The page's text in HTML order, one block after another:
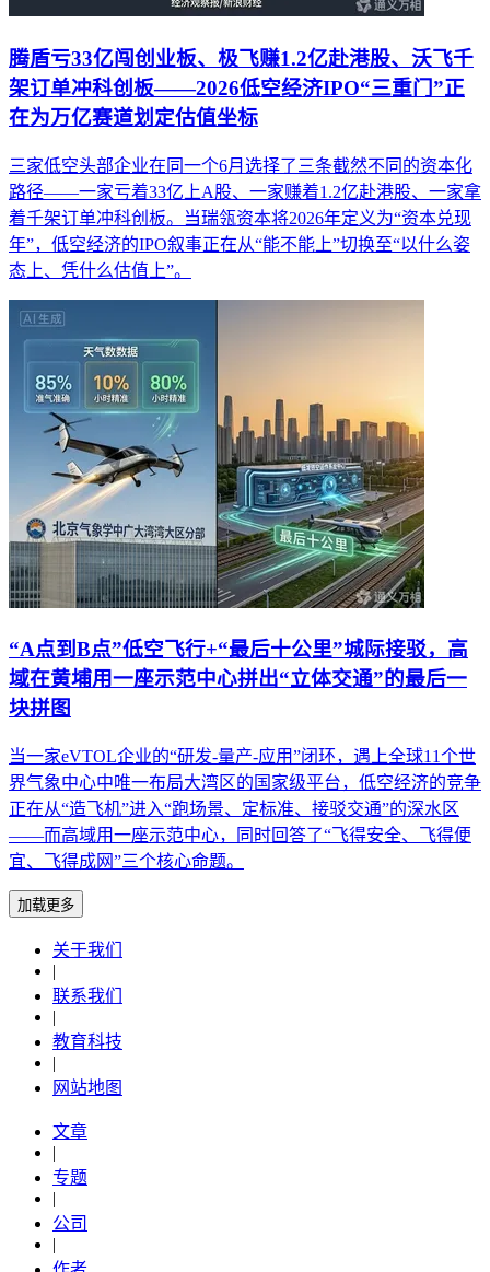
腾盾亏33亿闯创业板、极飞赚1.2亿赴港股、沃飞千
架订单冲科创板——2026低空经济IPO“三重门”正
在为万亿赛道划定估值坐标
三家低空头部企业在同一个6月选择了三条截然不同的资本化
路径——一家亏着33亿上A股、一家赚着1.2亿赴港股、一家拿
着千架订单冲科创板。当瑞瓴资本将2026年定义为“资本兑现
年”，低空经济的IPO叙事正在从“能不能上”切换至“以什么姿
态上、凭什么估值上”。
“A点到B点”低空飞行+“最后十公里”城际接驳，高
域在黄埔用一座示范中心拼出“立体交通”的最后一
块拼图
当一家eVTOL企业的“研发-量产-应用”闭环，遇上全球11个世
界气象中心中唯一布局大湾区的国家级平台，低空经济的竞争
正在从“造飞机”进入“跑场景、定标准、接驳交通”的深水区
——而高域用一座示范中心，同时回答了“飞得安全、飞得便
宜、飞得成网”三个核心命题。
加载更多
关于我们
|
联系我们
|
教育科技
|
网站地图
文章
|
专题
|
公司
|